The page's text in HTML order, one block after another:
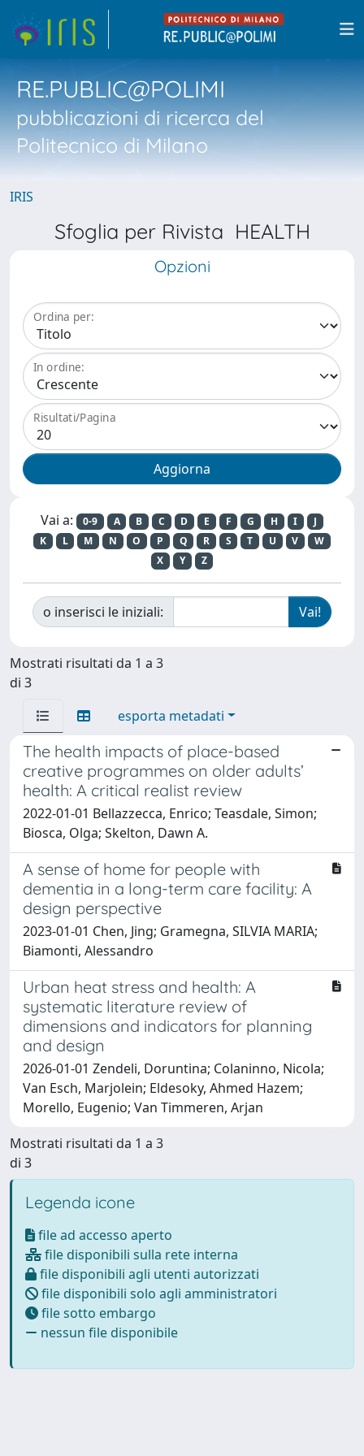
RE.PUBLIC@POLIMI
pubblicazioni di ricerca del
Politecnico di Milano
IRIS
Sfoglia per Rivista HEALTH
Opzioni
Ordina per:
In ordine:
Risultati/Pagina
Vai a: 0-9 A B C D E F G H I
J
K
L M N O P Q R S T U V
W
X
Y Z
o inserisci le iniziali:
Mostrati risultati da 1 a 3
di 3
esporta metadati
The health impacts of place-based
creative programmes on older adults’
health: A critical realist review
2022-01-01 Bellazzecca, Enrico; Teasdale, Simon;
Biosca, Olga; Skelton, Dawn A.
A sense of home for people with
dementia in a long-term care facility: A
design perspective
2023-01-01 Chen, Jing; Gramegna, SILVIA MARIA;
Biamonti, Alessandro
Urban heat stress and health: A
systematic literature review of
dimensions and indicators for planning
and design
2026-01-01 Zendeli, Doruntina; Colaninno, Nicola;
Van Esch, Marjolein; Eldesoky, Ahmed Hazem;
Morello, Eugenio; Van Timmeren, Arjan
Mostrati risultati da 1 a 3
di 3
Legenda icone
file ad accesso aperto
file disponibili sulla rete interna
file disponibili agli utenti autorizzati
file disponibili solo agli amministratori
file sotto embargo
nessun file disponibile